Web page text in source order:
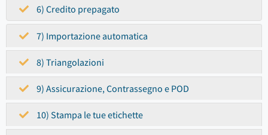
6) Credito prepagato
7) Importazione automatica
8) Triangolazioni
9) Assicurazione, Contrassegno e POD
10) Stampa le tue etichette